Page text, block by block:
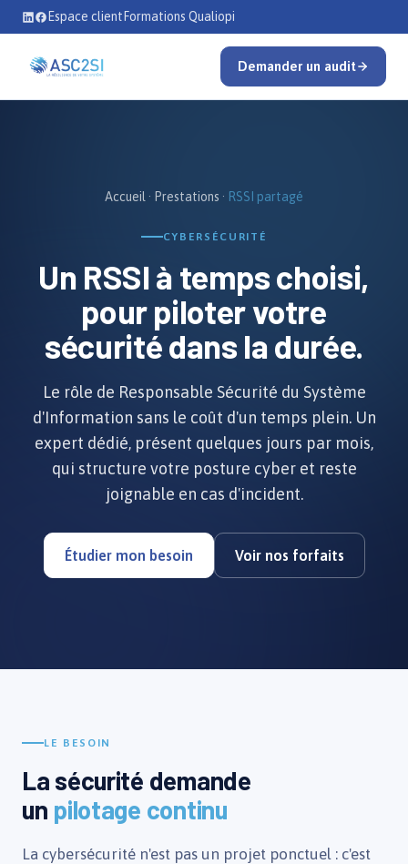
Se rendre au contenu
Espace client Formations Qualiopi
Demander un audit
Accueil · Prestations · RSSI partagé
CYBERSÉCURITÉ
Un RSSI à temps choisi,
pour piloter votre
sécurité dans la durée.
Le rôle de Responsable Sécurité du Système
d'Information sans le coût d'un temps plein. Un
expert dédié, présent quelques jours par mois,
qui structure votre posture cyber et reste
joignable en cas d'incident.
Étudier mon besoin Voir nos forfaits
LE BESOIN
La sécurité demande
un pilotage continu
La cybersécurité n'est pas un projet ponctuel : c'est